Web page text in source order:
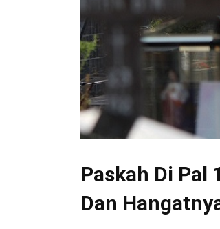
Paskah Di Pal
Dan